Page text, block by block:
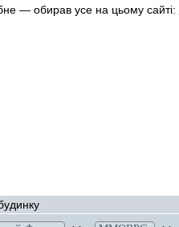
— обирав усе на цьому сайті: